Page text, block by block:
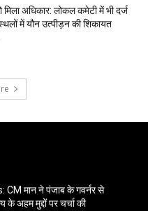
मिला अधिकार: लोकल कमेटी में भी दर्ज
में यौन उत्पीड़न की शिकायत
CM मान ने पंजाब के गवर्नर से
के अहम मुद्दों पर चर्चा की